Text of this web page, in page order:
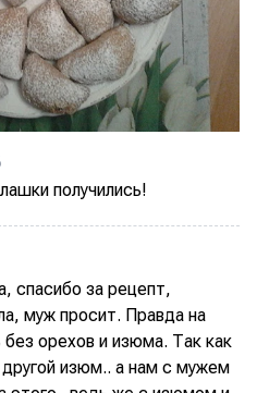
получились!
спасибо за рецепт,
муж просит. Правда на
орехов и изюма. Так как
изюм.. а нам с мужем